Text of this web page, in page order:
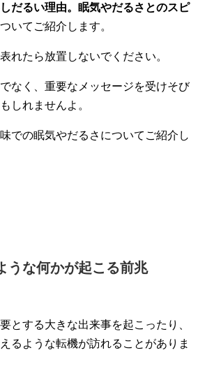
だるい理由。眠気やだるさとのスピ
いてご紹介します。
れたら放置しないでください。
なく、重要なメッセージを受けそび
しれませんよ。
での眠気やだるさについてご紹介し
うな何かが起こる前兆
とする大きな出来事を起こったり、
るような転機が訪れることがありま